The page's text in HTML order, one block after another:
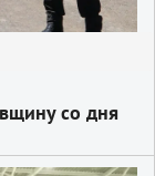
со дня